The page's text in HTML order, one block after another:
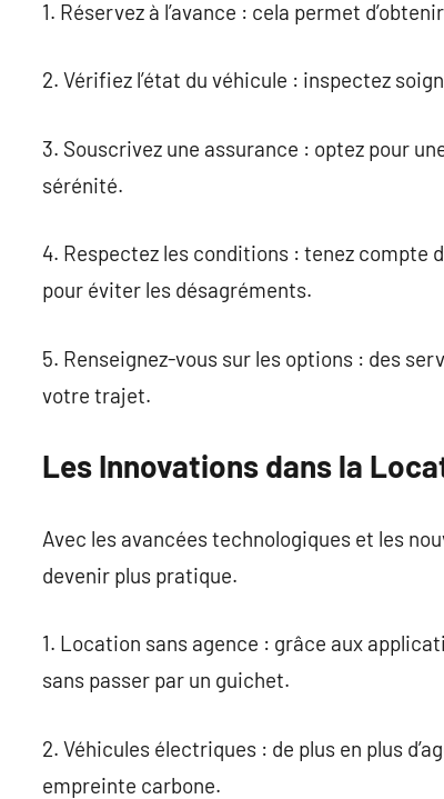
1. Réservez à l’avance : cela permet
2. Vérifiez l’état du véhicule : inspectez
3. Souscrivez une assurance : optez pour
sérénité.
4. Respectez les conditions : tenez
pour éviter les désagréments.
5. Renseignez-vous sur les options : des
votre trajet.
Les Innovations dans la
Avec les avancées technologiques et les
devenir plus pratique.
1. Location sans agence : grâce aux
sans passer par un guichet.
2. Véhicules électriques : de plus en plus
empreinte carbone.